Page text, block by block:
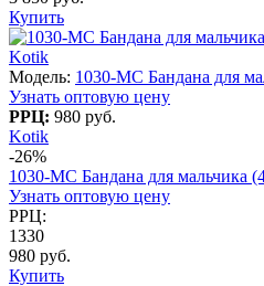
Купить
Kotik
Модель: 1030-МС Бандана для
Узнать оптовую цену
РРЦ: 980 руб.
Kotik
-26%
1030-МС Бандана для мальчика
Узнать оптовую цену
РРЦ:
1330
980 руб.
Купить